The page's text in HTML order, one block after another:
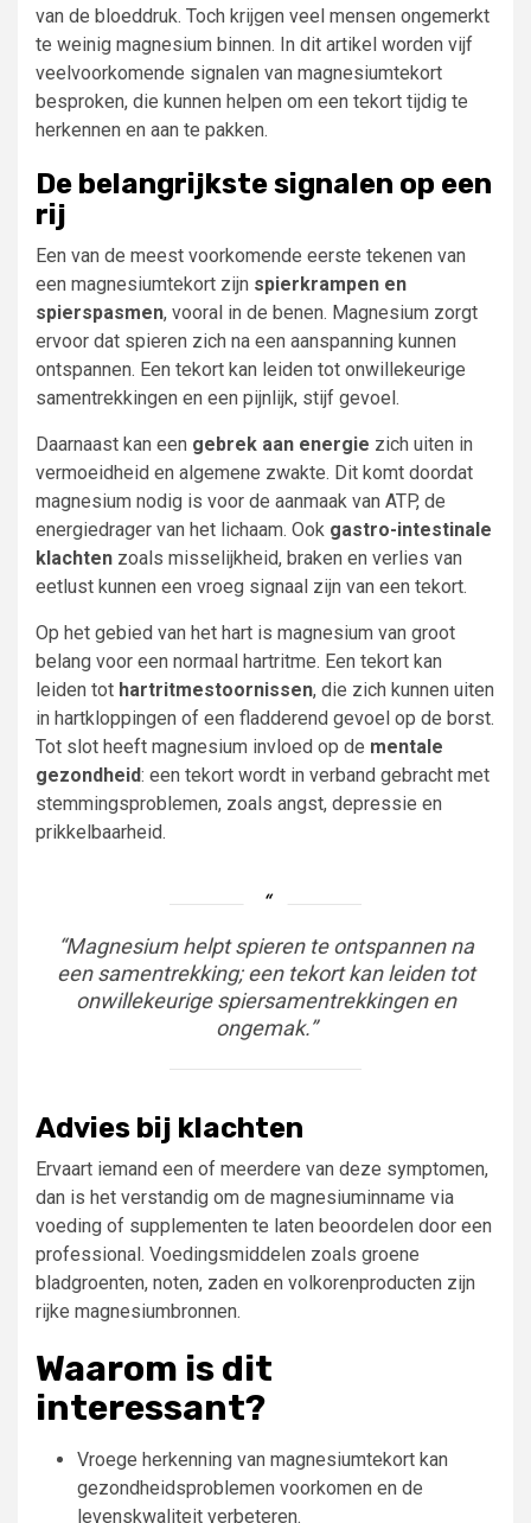
van de bloeddruk. Toch krijgen veel mensen ongemerkt
te weinig magnesium binnen. In dit artikel worden vijf
veelvoorkomende signalen van magnesiumtekort
besproken, die kunnen helpen om een tekort tijdig te
herkennen en aan te pakken.
De belangrijkste signalen op een
rij
Een van de meest voorkomende eerste tekenen van
een magnesiumtekort zijn spierkrampen en
spierspasmen, vooral in de benen. Magnesium zorgt
ervoor dat spieren zich na een aanspanning kunnen
ontspannen. Een tekort kan leiden tot onwillekeurige
samentrekkingen en een pijnlijk, stijf gevoel.
Daarnaast kan een gebrek aan energie zich uiten in
vermoeidheid en algemene zwakte. Dit komt doordat
magnesium nodig is voor de aanmaak van ATP, de
energiedrager van het lichaam. Ook gastro-intestinale
klachten zoals misselijkheid, braken en verlies van
eetlust kunnen een vroeg signaal zijn van een tekort.
Op het gebied van het hart is magnesium van groot
belang voor een normaal hartritme. Een tekort kan
leiden tot hartritmestoornissen, die zich kunnen uiten
in hartkloppingen of een fladderend gevoel op de borst.
Tot slot heeft magnesium invloed op de mentale
gezondheid: een tekort wordt in verband gebracht met
stemmingsproblemen, zoals angst, depressie en
prikkelbaarheid.
“Magnesium helpt spieren te ontspannen na
een samentrekking; een tekort kan leiden tot
onwillekeurige spiersamentrekkingen en
ongemak.”
Advies bij klachten
Ervaart iemand een of meerdere van deze symptomen,
dan is het verstandig om de magnesiuminname via
voeding of supplementen te laten beoordelen door een
professional. Voedingsmiddelen zoals groene
bladgroenten, noten, zaden en volkorenproducten zijn
rijke magnesiumbronnen.
Waarom is dit
interessant?
Vroege herkenning van magnesiumtekort kan
gezondheidsproblemen voorkomen en de
levenskwaliteit verbeteren.